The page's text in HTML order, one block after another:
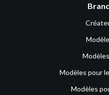
Modèles pour
Modèles